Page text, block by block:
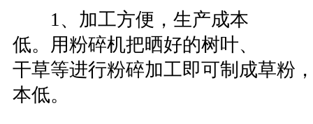
1、加工方便，生产成本
低。用粉碎机把晒好的树叶、
干草等进行粉碎加工即可制成草粉
本低。